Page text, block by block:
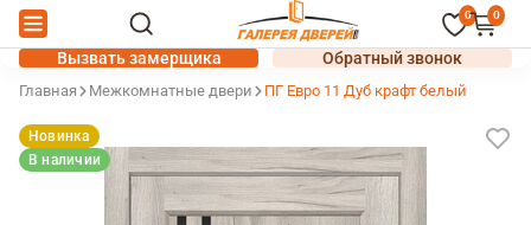
0 0
Вызвать замерщика Обратный звонок
Главная Межкомнатные двери ПГ Евро 11 Дуб крафт белый
Новинка
В наличии